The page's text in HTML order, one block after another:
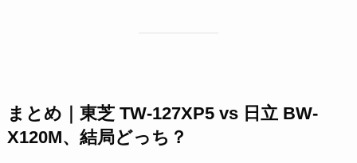
まとめ｜東芝 TW-127XP5 vs 日立 BW-
X120M、結局どっち？